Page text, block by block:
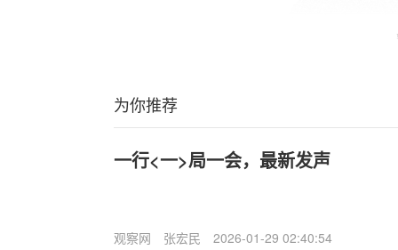
为你推荐
一行<一>局一会，最新发声
观察网 张宏民 2026-01-29 02:40:54